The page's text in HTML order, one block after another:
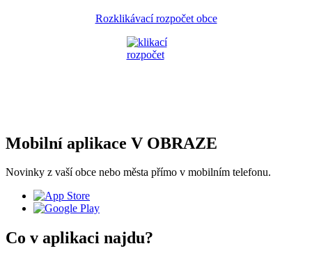
Rozklikávací rozpočet obce
Mobilní aplikace V OBRAZE
Novinky z vaší obce nebo města přímo v mobilním telefonu.
Co v aplikaci najdu?